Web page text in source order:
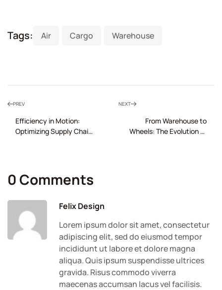
Tags: Air Cargo Warehouse
PREV
Efficiency in Motion:
Optimizing Supply Chains
NEXT
From Warehouse to
Wheels: The Evolution of
0 Comments
Felix Design
Lorem ipsum dolor sit amet, consectetur
adipiscing elit, sed do eiusmod tempor
incididunt ut labore et dolore magna
aliqua. Quis ipsum suspendisse ultrices
gravida. Risus commodo viverra
maecenas accumsan lacus vel facilisis.